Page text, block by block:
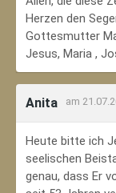
Herzen den
Gottesmutter
Jesus, Maria ,
Anita am
Heute bitte ich
seelischen
genau, dass Er